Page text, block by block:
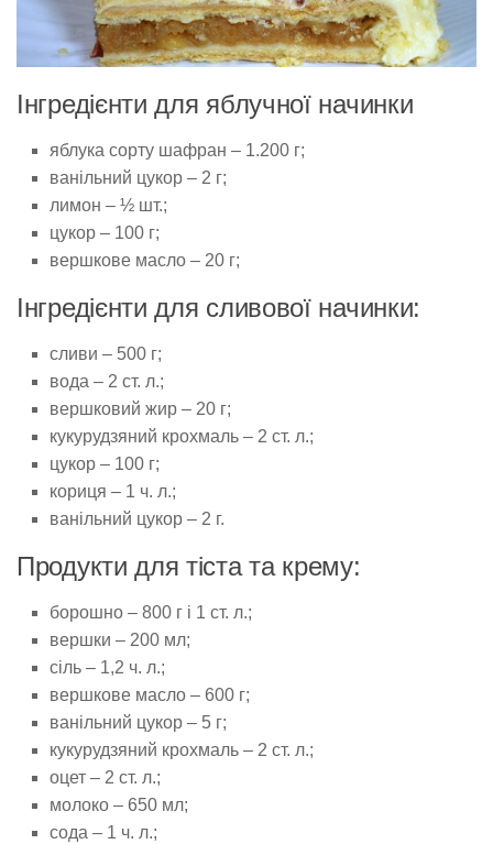
Інгредієнти для яблучної начинки
яблука сорту шафран – 1.200 г;
ванільний цукор – 2 г;
лимон – ½ шт.;
цукор – 100 г;
вершкове масло – 20 г;
Інгредієнти для сливової начинки:
сливи – 500 г;
вода – 2 ст. л.;
вершковий жир – 20 г;
кукурудзяний крохмаль – 2 ст. л.;
цукор – 100 г;
кориця – 1 ч. л.;
ванільний цукор – 2 г.
Продукти для тіста та крему:
борошно – 800 г і 1 ст. л.;
вершки – 200 мл;
сіль – 1,2 ч. л.;
вершкове масло – 600 г;
ванільний цукор – 5 г;
кукурудзяний крохмаль – 2 ст. л.;
оцет – 2 ст. л.;
молоко – 650 мл;
сода – 1 ч. л.;